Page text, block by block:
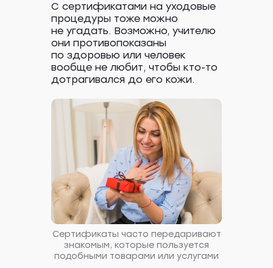
С сертификатами на уходовые
процедуры тоже можно
не угадать. Возможно, учителю
они противопоказаны
по здоровью или человек
вообще не любит, чтобы кто-то
дотрагивался до его кожи.
Сертификаты часто передаривают
знакомым, которые пользуется
подобными товарами или услугами
Статья в Журнал
Ситилинк
Ситилинк — это онлайн-магазин
техники и вещей для жизни.
Они продают десятки тысяч
наименований товаров и помогают
не переплачивать. Держат низкие
цены за счет прямых поставок,
большого объема, собственных
магазинов и пунктов выдачи.
В Ситилинк продаются компьютеры,
гаджеты, бытовая техника
для красоты, дома, дачи и офиса,
регулярно появляются новые
категории (от надувных матрасов